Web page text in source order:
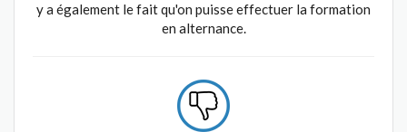
y a également le fait qu'on puisse effectuer la formation
en alternance.